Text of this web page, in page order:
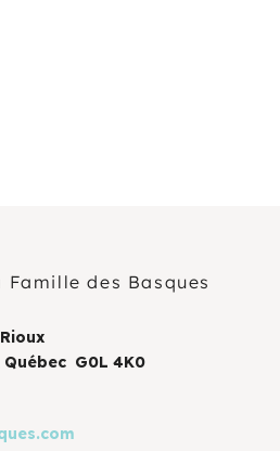
Famille des Basques
G0L 4K0